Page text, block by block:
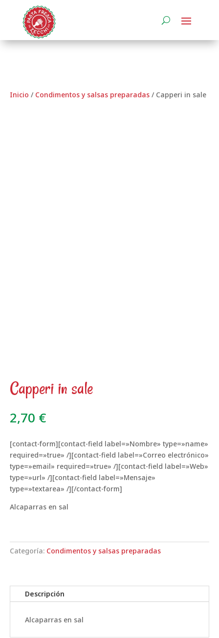
Inicio / Condimentos y salsas preparadas / Capperi in sale
Capperi in sale
2,70 €
[contact-form][contact-field label=»Nombre» type=»name»
required=»true» /][contact-field label=»Correo electrónico»
type=»email» required=»true» /][contact-field label=»Web»
type=»url» /][contact-field label=»Mensaje»
type=»textarea» /][/contact-form]
Alcaparras en sal
Categoría: Condimentos y salsas preparadas
Descripción
Alcaparras en sal